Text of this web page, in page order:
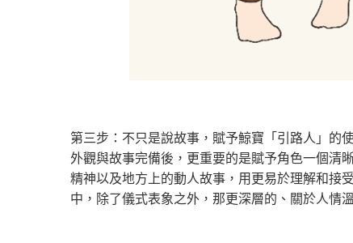
第三步：不只是說故事，賦予鯨寶「引路人」的
外觀與故事完備後，更重要的是賦予角色一個清
精神以及地方上的動人故事，用更易於理解和接
中，除了儀式表象之外，那更深層的、關於人情